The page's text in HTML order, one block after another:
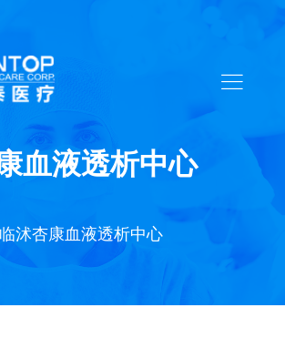
血液透析中心
临沭杏康血液透析中心